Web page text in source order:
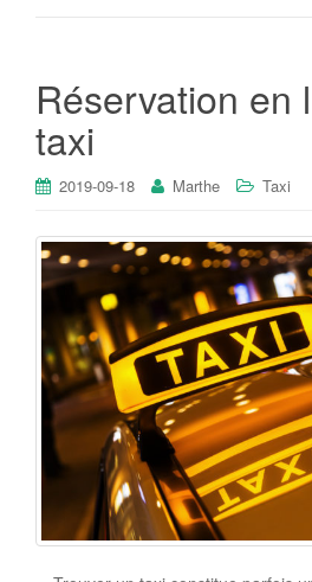
Réservation en
taxi
2019-09-18 Marthe Taxi